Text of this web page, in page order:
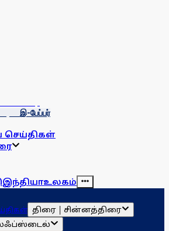
இ-பேப்பர்
இந்தியாஉலகம்
திரை | சின்னத்திரை